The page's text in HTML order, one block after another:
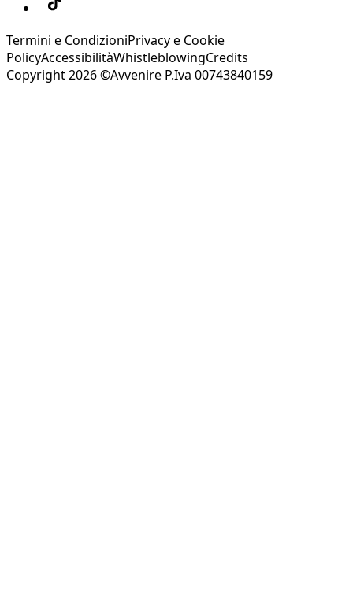
Termini e CondizioniPrivacy e Cookie
PolicyAccessibilitàWhistleblowingCredits
Copyright 2026 ©Avvenire P.Iva 00743840159